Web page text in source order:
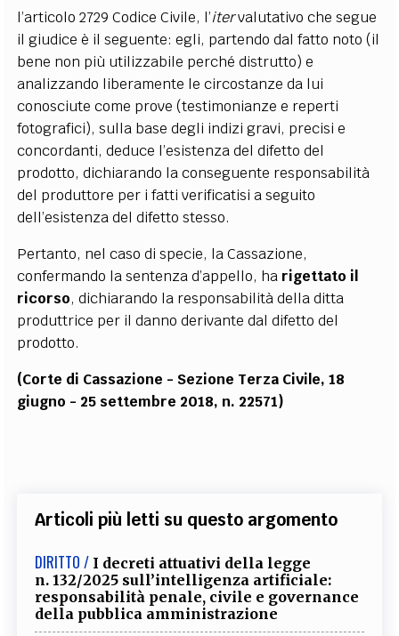
l’articolo 2729 Codice Civile, l’itervalutativo che segue
il giudice è il seguente: egli, partendo dal fatto noto (il
bene non più utilizzabile perché distrutto) e
analizzando liberamente le circostanze da lui
conosciute come prove (testimonianze e reperti
fotografici), sulla base degli indizi gravi, precisi e
concordanti, deduce l’esistenza del difetto del
prodotto, dichiarando la conseguente responsabilità
del produttore per i fatti verificatisi a seguito
dell’esistenza del difetto stesso.
Pertanto, nel caso di specie, la Cassazione,
confermando la sentenza d’appello, ha rigettato il
ricorso, dichiarando la responsabilità della ditta
produttrice per il danno derivante dal difetto del
prodotto.
(Corte di Cassazione - Sezione Terza Civile, 18
giugno - 25 settembre 2018, n. 22571)
Articoli più letti su questo argomento
DIRITTO / I decreti attuativi della legge
n. 132/2025 sull’intelligenza artificiale:
responsabilità penale, civile e governance
della pubblica amministrazione